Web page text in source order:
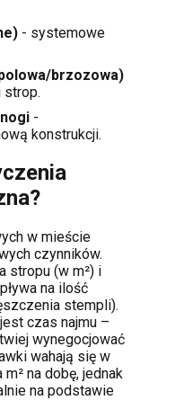
- systemowe
brzozowa)
strop.
-
konstrukcji.
?
w mieście
czynników.
stropu (w m²) i
na ilość
stempli).
czas najmu –
wynegocjować
wahają się w
na dobę, jednak
na podstawie